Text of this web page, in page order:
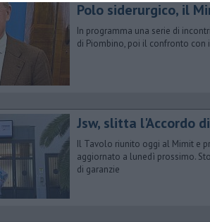
Polo siderurgico, il
In programma una serie di
di Piombino, poi il confronto con
Jsw, slitta l'Accordo
Il Tavolo riunito oggi al Mimit e
aggiornato a lunedì prossimo.
di garanzie